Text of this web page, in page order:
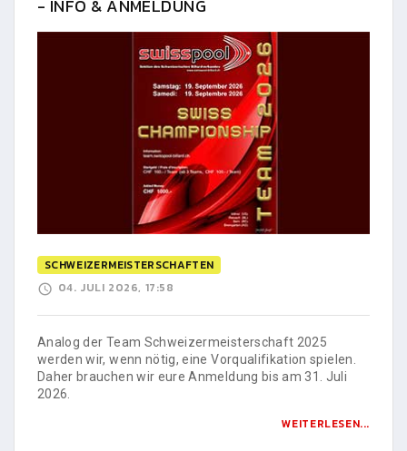
- INFO & ANMELDUNG
SCHWEIZERMEISTERSCHAFTEN
04. JULI 2026, 17:58
Analog der Team Schweizermeisterschaft 2025
werden wir, wenn nötig, eine Vorqualifikation spielen.
Daher brauchen wir eure Anmeldung bis am 31. Juli
2026.
WEITERLESEN...